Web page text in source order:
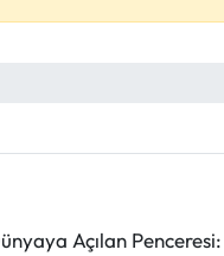
Açılan